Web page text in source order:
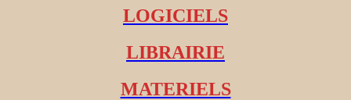
LOGICIELS
LIBRAIRIE
MATERIELS